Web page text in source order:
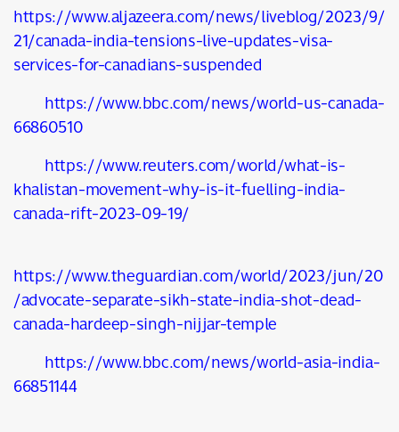
https://www.aljazeera.com/news/liveblog/2023/9/
21/canada-india-tensions-live-updates-visa-
services-for-canadians-suspended
https://www.bbc.com/news/world-us-canada-
66860510
https://www.reuters.com/world/what-is-
khalistan-movement-why-is-it-fuelling-india-
canada-rift-2023-09-19/
https://www.theguardian.com/world/2023/jun/20
/advocate-separate-sikh-state-india-shot-dead-
canada-hardeep-singh-nijjar-temple
https://www.bbc.com/news/world-asia-india-
66851144